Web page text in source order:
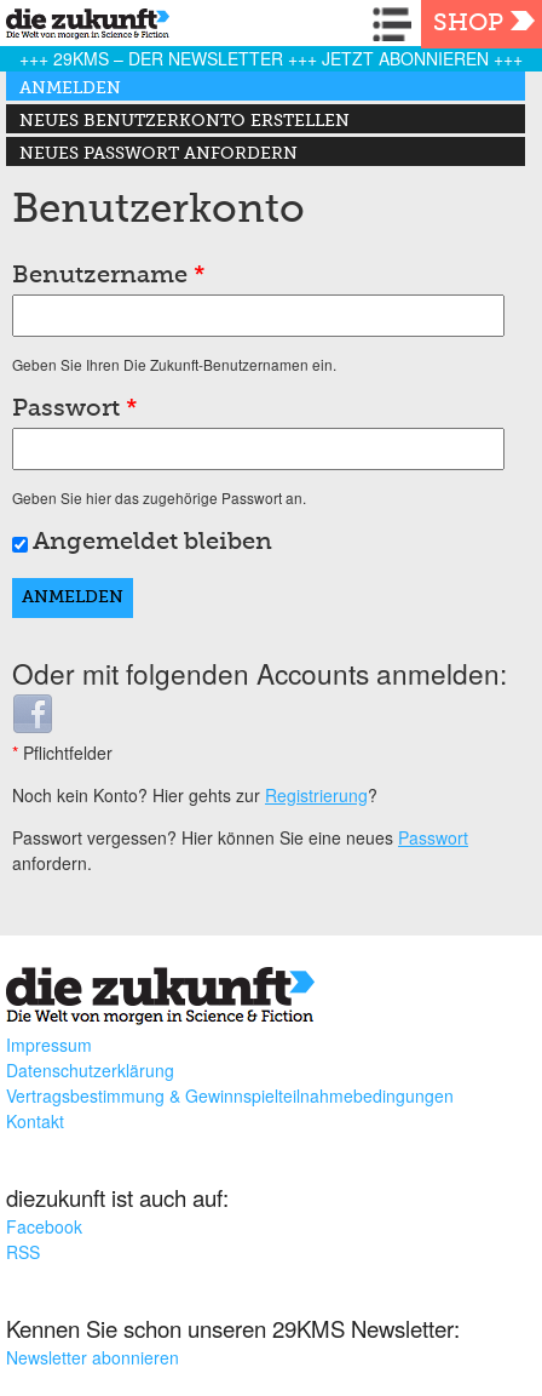
Navigation
SHOP
+++ 29KMS – DER NEWSLETTER +++ JETZT ABONNIEREN +++
Haupt-Reiter
ANMELDEN
(AKTIVER REITER)
NEUES BENUTZERKONTO ERSTELLEN
NEUES PASSWORT ANFORDERN
Benutzerkonto
Benutzername *
Geben Sie Ihren Die Zukunft-Benutzernamen ein.
Passwort *
Geben Sie hier das zugehörige Passwort an.
Angemeldet bleiben
Oder mit folgenden Accounts anmelden:
Login with Facebook
* Pflichtfelder
Noch kein Konto? Hier gehts zur Registrierung?
Passwort vergessen? Hier können Sie eine neues Passwort
anfordern.
Impressum
Datenschutzerklärung
Vertragsbestimmung & Gewinnspielteilnahmebedingungen
Kontakt
diezukunft ist auch auf:
Facebook
RSS
Kennen Sie schon unseren 29KMS Newsletter:
Newsletter abonnieren